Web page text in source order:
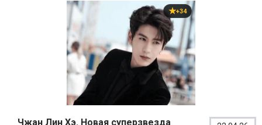
+34
Чжан Лин Хэ. Новая суперзвезда